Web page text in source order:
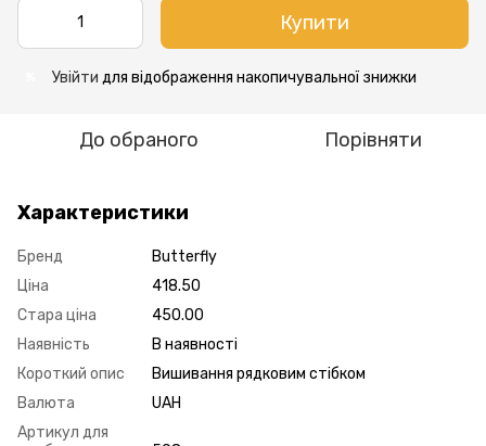
Купити
Увійти для відображення накопичувальної знижки
До обраного Порівняти
Характеристики
Бренд
Butterfly
Ціна
418.50
Стара ціна
450.00
Наявність
В наявності
Короткий опис
Вишивання рядковим стібком
Валюта
UAH
Артикул для